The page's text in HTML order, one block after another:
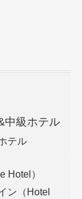
中級ホテル
テル
Hotel）
ン（Hotel